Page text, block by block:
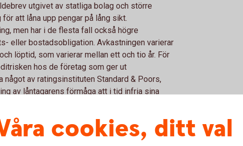
utgivet av statliga bolag och större
att låna upp pengar på lång sikt.
men har i de flesta fall också högre
eller bostadsobligation. Avkastningen varierar
löptid, som varierar mellan ett och tio år. För
hos de företag som ger ut
av ratingsinstituten Standard & Poors,
av låntagarens förmåga att i tid infria sina
noteras i form av en effektiv
cookies, ditt val